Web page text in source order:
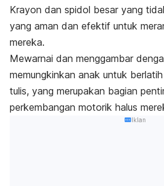
Krayon dan spidol besar yang
yang aman dan efektif untuk
mereka.
Mewarnai dan menggambar
memungkinkan anak untuk
tulis, yang merupakan bagian
perkembangan motorik halus
Iklan